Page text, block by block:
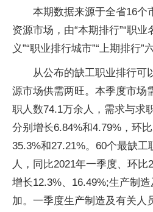
本期数据来源于全省16个
资源市场，由“本期排行”“职业
义”“职业排行城市”“上期排行”
从公布的缺工职业排行可
源市场供需两旺。本季度市场
职人数74.1万余人，需求与求
分别增长6.84%和4.79%，环
35.3%和27.21%。60个最缺工
人，同比2021年一季度、环比
增长12.3%、16.49%;生产制
加。一季度生产制造及有关人